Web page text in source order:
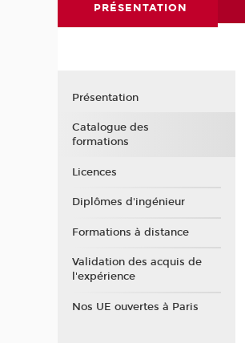
PRÉSENTATION
Présentation
Catalogue des
formations
Licences
Diplômes d'ingénieur
Formations à distance
Validation des acquis de
l'expérience
Nos UE ouvertes à Paris